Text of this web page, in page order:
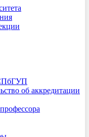
об аккредитации